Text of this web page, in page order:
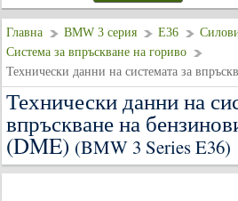
Главна BMW 3 серия E36
Система за впръскване на гориво
Технически данни на
впръскване на
(DME) (BMW 3 Series E36)